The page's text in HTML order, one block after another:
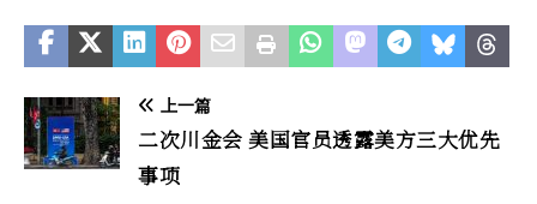
上一篇
二次川金会 美国官员透露美方三大优先
事项